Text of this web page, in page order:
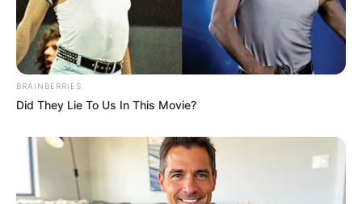
BRAINBERRIES
Did They Lie To Us In This Movie?